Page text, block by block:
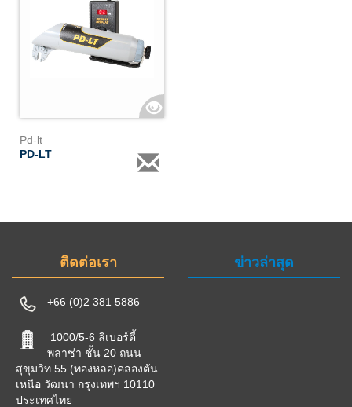
Pd-lt
PD-LT
ติดต่อเรา
+66 (0)2 381 5886
1000/5-6 ลิเบอร์ตี้
พลาซ่า ชั้น 20 ถนน
สุขุมวิท 55 (ทองหลอ่)คลองตัน
เหนือ วัฒนา กรุงเทพฯ 10110
ประเทศไทย
ข่าวล่าสุด